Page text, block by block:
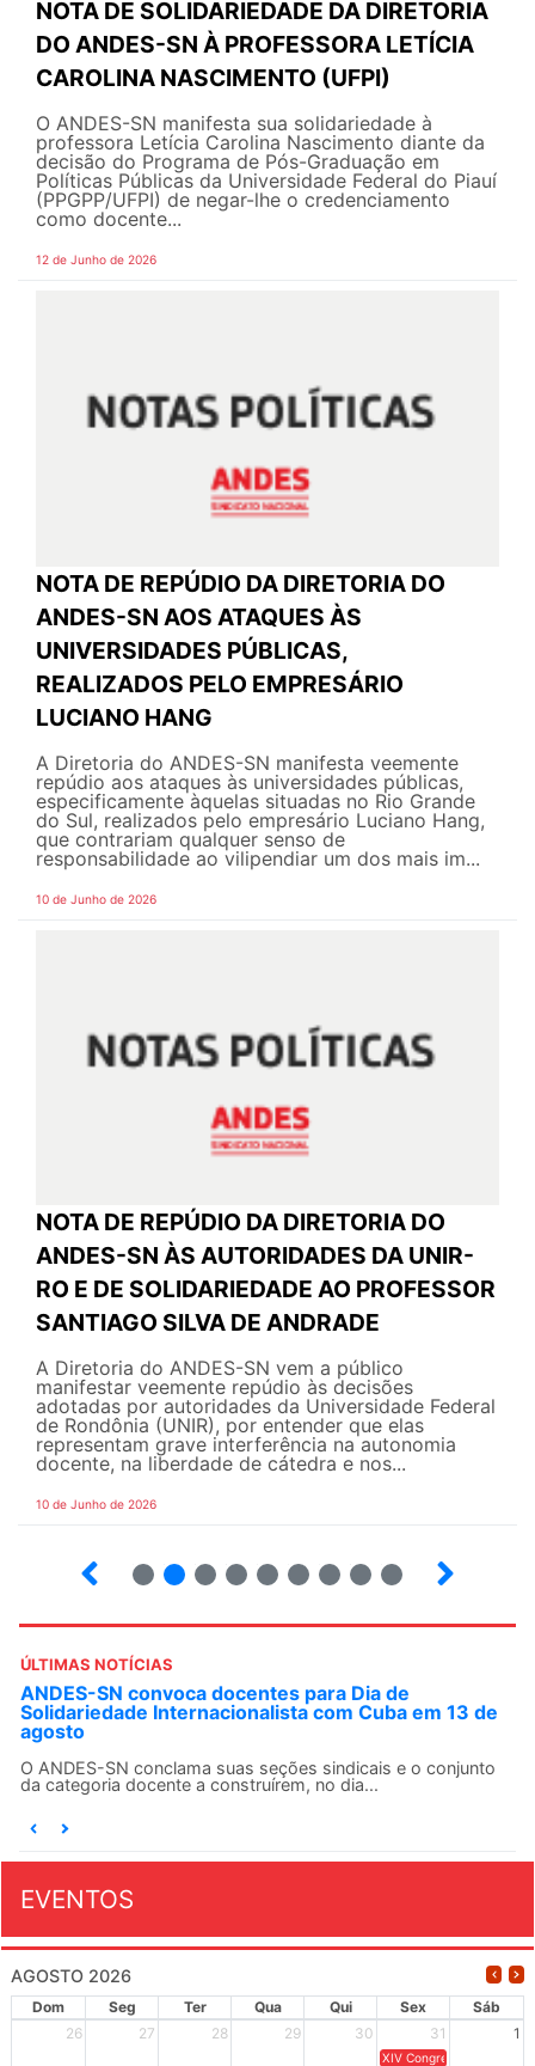
NOTA DE SOLIDARIEDADE DA DIRETORIA
DO ANDES-SN À PROFESSORA LETÍCIA
CAROLINA NASCIMENTO (UFPI)
O ANDES-SN manifesta sua solidariedade à
professora Letícia Carolina Nascimento diante da
decisão do Programa de Pós-Graduação em
Políticas Públicas da Universidade Federal do Piauí
(PPGPP/UFPI) de negar-lhe o credenciamento
como docente...
12 de Junho de 2026
NOTA DE REPÚDIO DA DIRETORIA DO
ANDES-SN AOS ATAQUES ÀS
UNIVERSIDADES PÚBLICAS,
REALIZADOS PELO EMPRESÁRIO
LUCIANO HANG
A Diretoria do ANDES-SN manifesta veemente
repúdio aos ataques às universidades públicas,
especificamente àquelas situadas no Rio Grande
do Sul, realizados pelo empresário Luciano Hang,
que contrariam qualquer senso de
responsabilidade ao vilipendiar um dos mais im...
10 de Junho de 2026
NOTA DE REPÚDIO DA DIRETORIA DO
ANDES-SN ÀS AUTORIDADES DA UNIR-
RO E DE SOLIDARIEDADE AO PROFESSOR
SANTIAGO SILVA DE ANDRADE
A Diretoria do ANDES-SN vem a público
manifestar veemente repúdio às decisões
adotadas por autoridades da Universidade Federal
de Rondônia (UNIR), por entender que elas
representam grave interferência na autonomia
docente, na liberdade de cátedra e nos...
10 de Junho de 2026
ÚLTIMAS NOTÍCIAS
ANDES-SN convoca docentes para Dia de
Solidariedade Internacionalista com Cuba em 13 de
agosto
O ANDES-SN conclama suas seções sindicais e o conjunto
da categoria docente a construírem, no dia...
EVENTOS
AGOSTO 2026
Dom Seg Ter Qua Qui Sex
Sáb
26
27 28 29 30 31 1
XIV Congresso Brasileiro